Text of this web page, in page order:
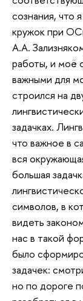
сознания, что
кружок при
А.А.
работы, и моё
важными для
строился на
задачках.
что важное в
вся
большая
символов, в
видеть
нас в такой
было
задачек:
но по дороге